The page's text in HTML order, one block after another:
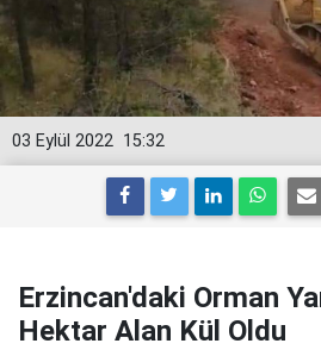
15:32
03 Eylül 2022
Erzincan'daki Orman
Hektar Alan Kül Oldu